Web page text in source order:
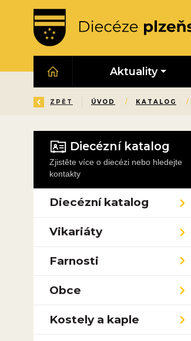
Aktuality
ZPĚT ÚVOD / KATALOG /
Diecézní katalog
Zjistěte více o diecézi nebo hledejte
kontakty
Diecézní katalog
Vikariáty
Farnosti
Obce
Kostely a kaple